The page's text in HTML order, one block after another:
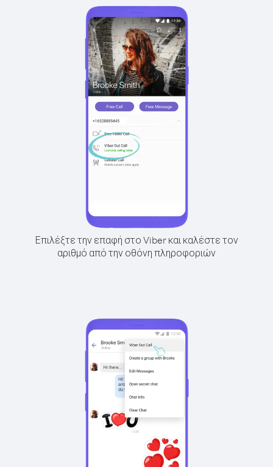
Επιλέξτε την επαφή στο Viber και καλέστε τον
αριθμό από την οθόνη πληροφοριών